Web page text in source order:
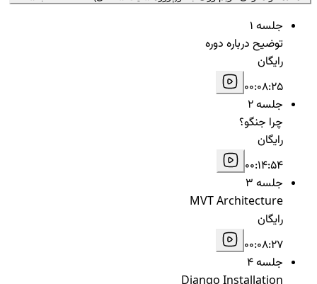
جلسه 1
توضیح درباره دوره
رایگان
00:08:25
جلسه 2
چرا جنگو؟
رایگان
00:14:54
جلسه 3
MVT Architecture
رایگان
00:08:27
جلسه 4